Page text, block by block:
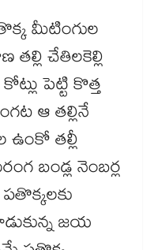
మీటింగుల
చేతిలకెల్లి
పెట్టి కొత్త
ఆ తల్లినే
ఉంకో తల్లీ
బండ్ల నెంబర్ల
జయ